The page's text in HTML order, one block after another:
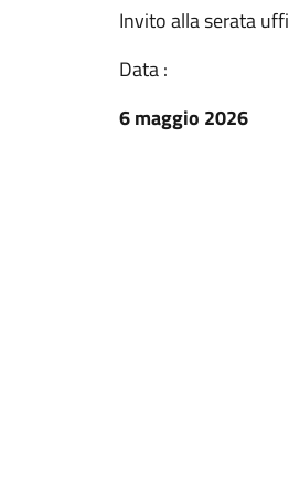
Invito alla serata
Data :
6 maggio 2026